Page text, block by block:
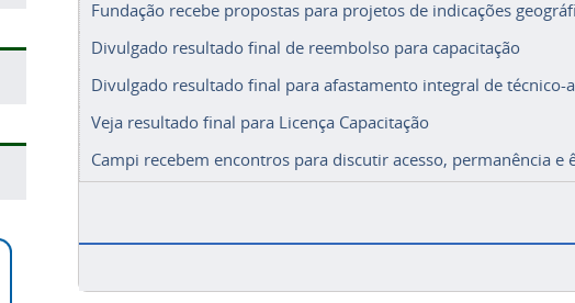
Fundação recebe propostas para projetos de indicações
Divulgado resultado final de reembolso para capacitação
Divulgado resultado final para afastamento integral de técnico-
Veja resultado final para Licença Capacitação
Campi recebem encontros para discutir acesso, permanência e